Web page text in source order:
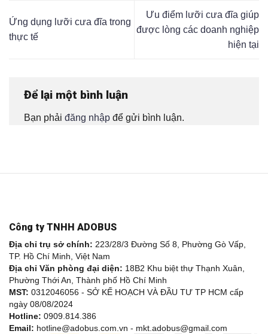
Ứng dụng lưỡi cưa đĩa trong
thực tế
Ưu điểm lưỡi cưa đĩa giúp
được lòng các doanh nghiệp
hiện tại
Để lại một bình luận
Bạn phải đăng nhập để gửi bình luận.
Công ty TNHH ADOBUS
Địa chỉ trụ sở chính: 223/28/3 Đường Số 8, Phường Gò Vấp,
TP. Hồ Chí Minh, Việt Nam
Địa chỉ Văn phòng đại diện: 18B2 Khu biệt thự Thạnh Xuân,
Phường Thới An, Thành phố Hồ Chí Minh
MST: 0312046056 - SỞ KẾ HOẠCH VÀ ĐẦU TƯ TP HCM cấp
ngày 08/08/2024
Hotline: 0909.814.386
Email: hotline@adobus.com.vn - mkt.adobus@gmail.com